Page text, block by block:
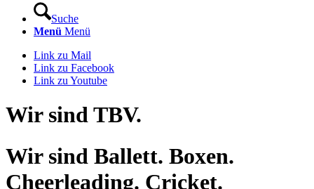
Suche
Menü Menü
Link zu Mail
Link zu Facebook
Link zu Youtube
Wir sind TBV.
Wir sind Ballett. Boxen.
Cheerleading. Cricket.